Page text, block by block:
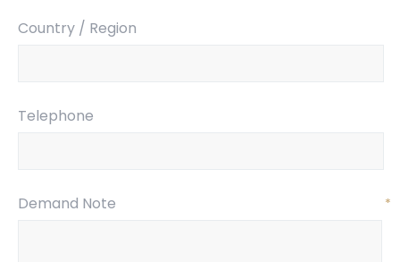
Country / Region
Telephone
Demand Note *